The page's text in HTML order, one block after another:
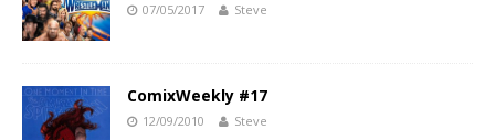
07/05/2017 Steve
ComixWeekly #17
12/09/2010 Steve